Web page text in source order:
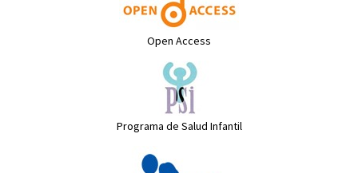
Open Access
Programa de Salud Infantil